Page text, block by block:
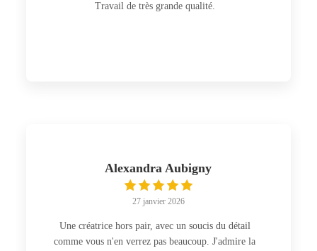
Travail de très grande qualité.
Alexandra Aubigny
27 janvier 2026
Une créatrice hors pair, avec un soucis du détail
comme vous n'en verrez pas beaucoup. J'admire la